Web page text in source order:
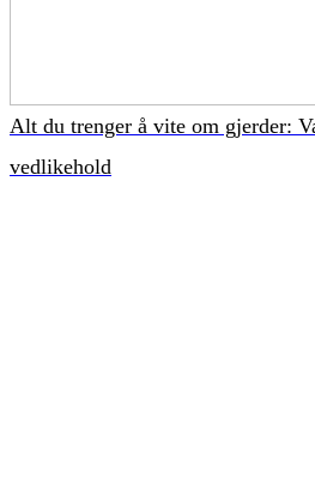
Alt du trenger å vite om gjerder:
vedlikehold